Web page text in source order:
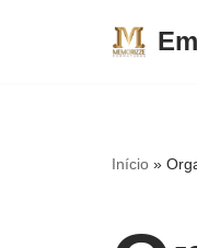
Início »